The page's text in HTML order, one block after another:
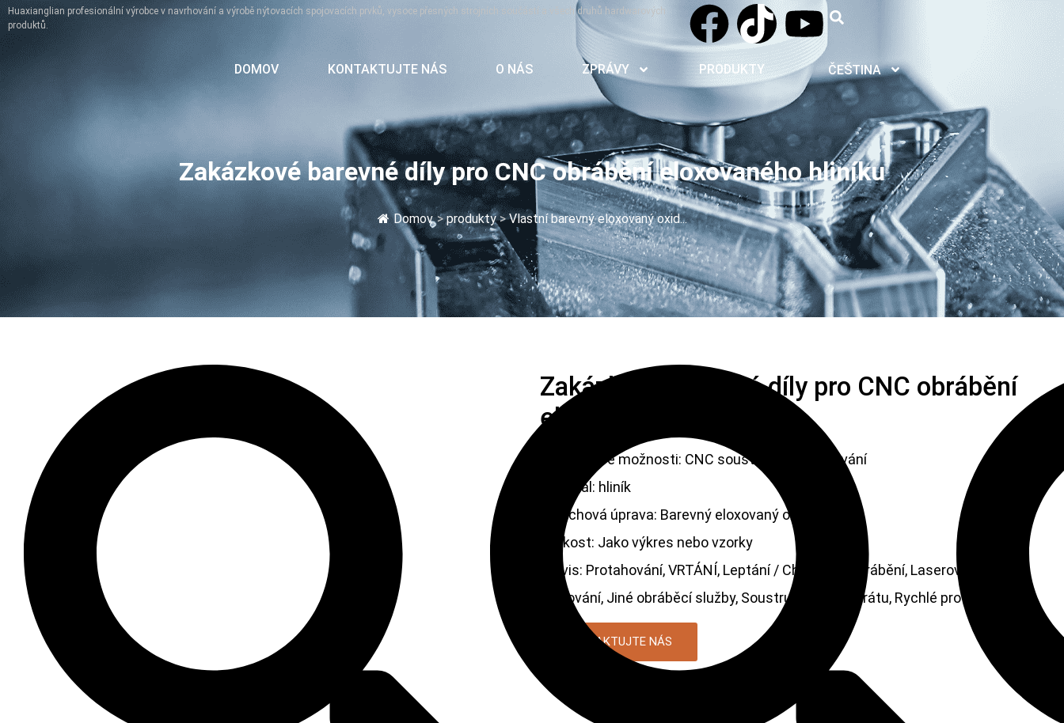
Huaxianglian profesionální výrobce v navrhování a výrobě nýtovacích spojovacích prvků, vysoce přesných strojních součástí a všech druhů hardwarových
produktů.
DOMOV KONTAKTUJTE NÁS O NÁS ZPRÁVY PRODUKTY ČEŠTINA
Zakázkové barevné díly pro CNC obrábění eloxovaného hliníku
Domov > produkty > Vlastní barevný eloxovaný oxid...
Zakázkové barevné díly pro CNC obrábění
eloxovaného hliníku
Materiálové možnosti: CNC soustružení a frézování
Materiál: hliník
Povrchová úprava: Barevný eloxovaný oxid
Velikost: Jako výkres nebo vzorky
Servis: Protahování, VRTÁNÍ, Leptání / Chemické obrábění, Laserové obrábění,
Frézování, Jiné obráběcí služby, Soustružení, EDM drátu, Rychlé prototypování
KONTAKTUJTE NÁS